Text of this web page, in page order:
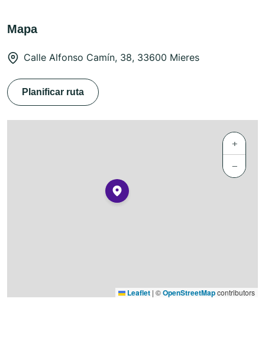
Mapa
Calle Alfonso Camín, 38, 33600 Mieres
Planificar ruta
+
−
Leaflet | ©OpenStreetMapcontributors